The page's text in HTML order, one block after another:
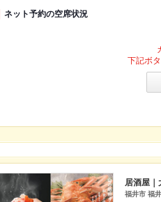
ネット予約の空席状況
下記ボ
居酒屋｜
福井市 福